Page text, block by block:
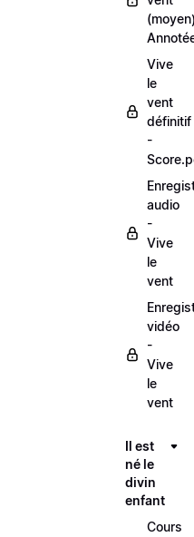
Vive
le
vent
définitif
-
audio
-
Vive
le
vent
vidéo
-
Vive
le
vent
Il est
né le
divin
enfant
Cours